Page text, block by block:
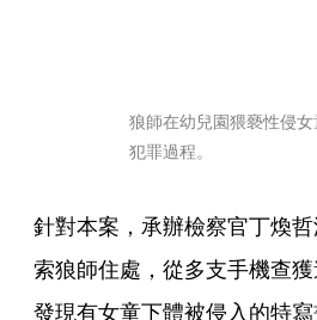
狼師在幼兒園猥褻性侵
犯罪過程。
針對本案，承辦檢察官丁煥
索狼師住處，從多支手機查
發現有女童下體被侵入的特